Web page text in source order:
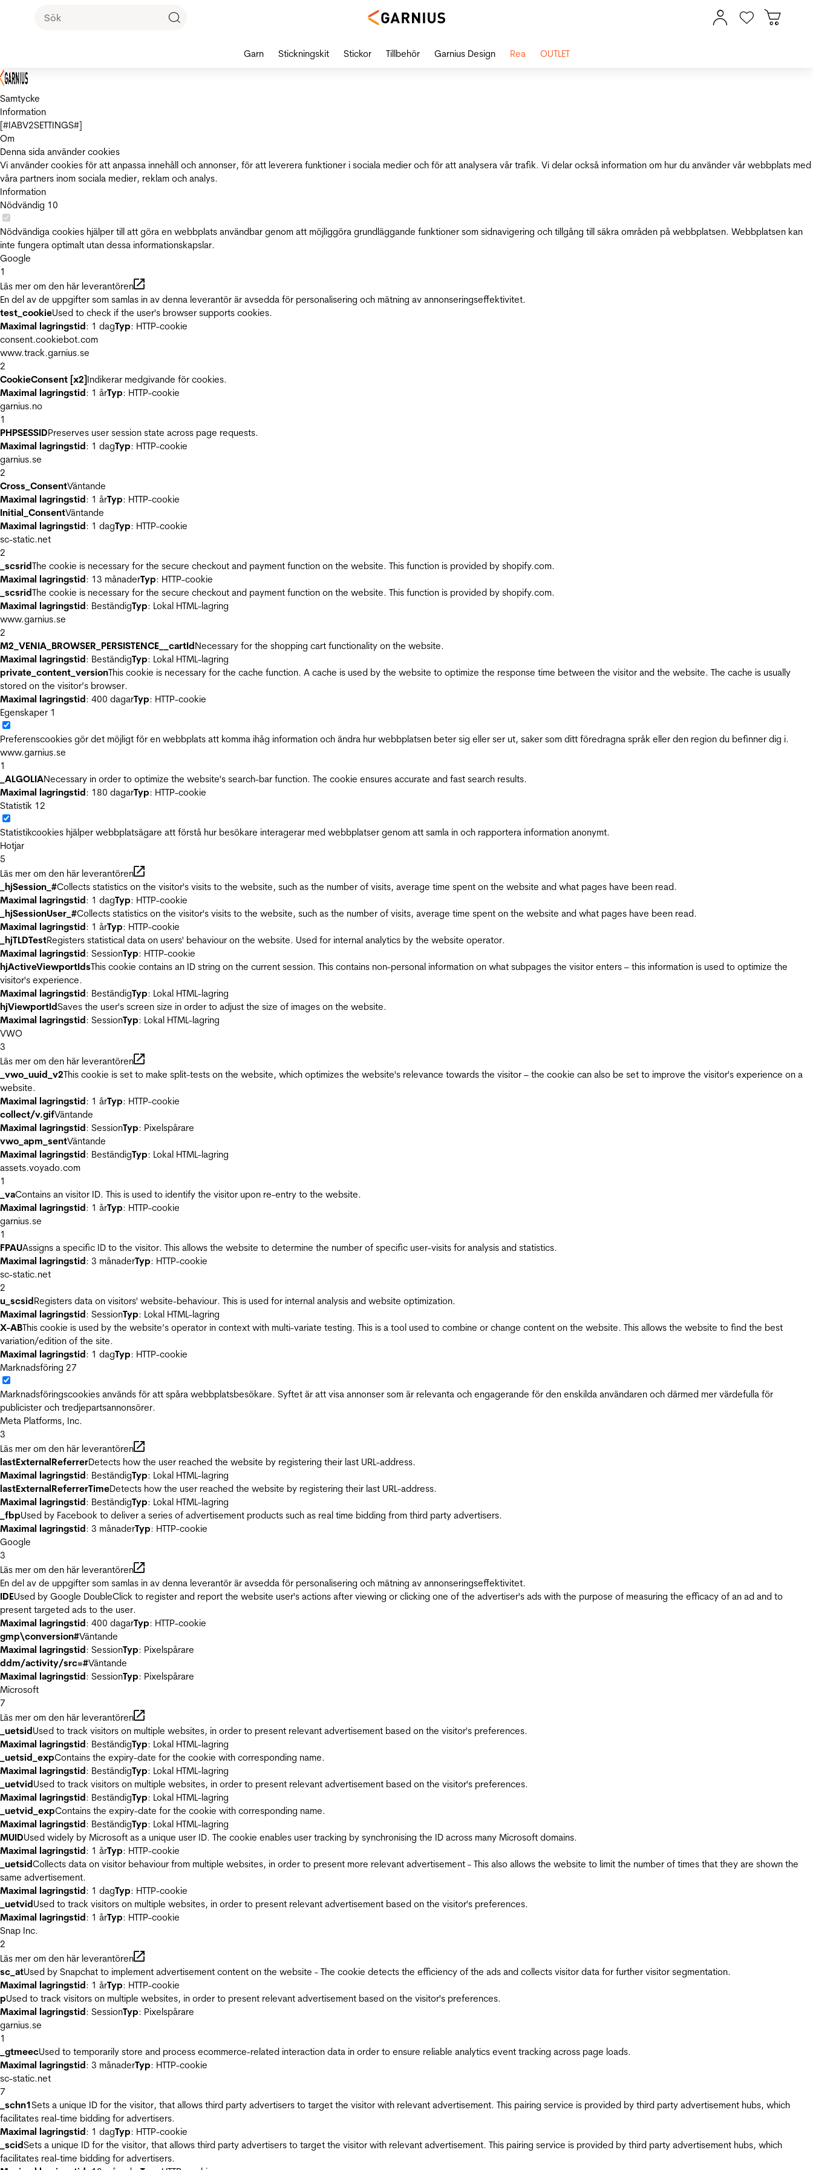
Samtycke
Information
[#IABV2SETTINGS#]
Om
Denna sida använder cookies
Vi använder cookies för att anpassa innehåll och annonser, för att leverera funktioner i sociala medier och för att analysera vår trafik. Vi delar också information om hur du använder vår webbplats med
våra partners inom sociala medier, reklam och analys.
Information
Nödvändig 10
Nödvändiga cookies hjälper till att göra en webbplats användbar genom att möjliggöra grundläggande funktioner som sidnavigering och tillgång till säkra områden på webbplatsen. Webbplatsen kan
inte fungera optimalt utan dessa informationskapslar.
Google
1
Läs mer om den här leverantören
En del av de uppgifter som samlas in av denna leverantör är avsedda för personalisering och mätning av annonseringseffektivitet.
test_cookieUsed to check if the user's browser supports cookies.
Maximal lagringstid: 1 dagTyp: HTTP-cookie
consent.cookiebot.com
www.track.garnius.se
2
CookieConsent [x2]Indikerar medgivande för cookies.
Maximal lagringstid: 1 årTyp: HTTP-cookie
garnius.no
1
PHPSESSIDPreserves user session state across page requests.
Maximal lagringstid: 1 dagTyp: HTTP-cookie
garnius.se
2
Cross_ConsentVäntande
Maximal lagringstid: 1 årTyp: HTTP-cookie
Initial_ConsentVäntande
Maximal lagringstid: 1 dagTyp: HTTP-cookie
sc-static.net
2
_scsridThe cookie is necessary for the secure checkout and payment function on the website. This function is provided by shopify.com.
Maximal lagringstid: 13 månaderTyp: HTTP-cookie
_scsridThe cookie is necessary for the secure checkout and payment function on the website. This function is provided by shopify.com.
Maximal lagringstid: BeständigTyp: Lokal HTML-lagring
www.garnius.se
2
M2_VENIA_BROWSER_PERSISTENCE__cartIdNecessary for the shopping cart functionality on the website.
Maximal lagringstid: BeständigTyp: Lokal HTML-lagring
private_content_versionThis cookie is necessary for the cache function. A cache is used by the website to optimize the response time between the visitor and the website. The cache is usually
stored on the visitor’s browser.
Maximal lagringstid: 400 dagarTyp: HTTP-cookie
Egenskaper 1
Preferenscookies gör det möjligt för en webbplats att komma ihåg information och ändra hur webbplatsen beter sig eller ser ut, saker som ditt föredragna språk eller den region du befinner dig i.
www.garnius.se
1
_ALGOLIANecessary in order to optimize the website's search-bar function. The cookie ensures accurate and fast search results.
Maximal lagringstid: 180 dagarTyp: HTTP-cookie
Statistik 12
Statistikcookies hjälper webbplatsägare att förstå hur besökare interagerar med webbplatser genom att samla in och rapportera information anonymt.
Hotjar
5
Läs mer om den här leverantören
_hjSession_#Collects statistics on the visitor's visits to the website, such as the number of visits, average time spent on the website and what pages have been read.
Maximal lagringstid: 1 dagTyp: HTTP-cookie
_hjSessionUser_#Collects statistics on the visitor's visits to the website, such as the number of visits, average time spent on the website and what pages have been read.
Maximal lagringstid: 1 årTyp: HTTP-cookie
_hjTLDTestRegisters statistical data on users' behaviour on the website. Used for internal analytics by the website operator.
Maximal lagringstid: SessionTyp: HTTP-cookie
hjActiveViewportIdsThis cookie contains an ID string on the current session. This contains non-personal information on what subpages the visitor enters – this information is used to optimize the
visitor's experience.
Maximal lagringstid: BeständigTyp: Lokal HTML-lagring
hjViewportIdSaves the user's screen size in order to adjust the size of images on the website.
Maximal lagringstid: SessionTyp: Lokal HTML-lagring
VWO
3
Läs mer om den här leverantören
_vwo_uuid_v2This cookie is set to make split-tests on the website, which optimizes the website's relevance towards the visitor – the cookie can also be set to improve the visitor's experience on a
website.
Maximal lagringstid: 1 årTyp: HTTP-cookie
collect/v.gifVäntande
Maximal lagringstid: SessionTyp: Pixelspårare
vwo_apm_sentVäntande
Maximal lagringstid: BeständigTyp: Lokal HTML-lagring
assets.voyado.com
1
_vaContains an visitor ID. This is used to identify the visitor upon re-entry to the website.
Maximal lagringstid: 1 årTyp: HTTP-cookie
garnius.se
1
FPAUAssigns a specific ID to the visitor. This allows the website to determine the number of specific user-visits for analysis and statistics.
Maximal lagringstid: 3 månaderTyp: HTTP-cookie
sc-static.net
2
u_scsidRegisters data on visitors' website-behaviour. This is used for internal analysis and website optimization.
Maximal lagringstid: SessionTyp: Lokal HTML-lagring
X-ABThis cookie is used by the website’s operator in context with multi-variate testing. This is a tool used to combine or change content on the website. This allows the website to find the best
variation/edition of the site.
Maximal lagringstid: 1 dagTyp: HTTP-cookie
Marknadsföring 27
Marknadsföringscookies används för att spåra webbplatsbesökare. Syftet är att visa annonser som är relevanta och engagerande för den enskilda användaren och därmed mer värdefulla för
publicister och tredjepartsannonsörer.
Meta Platforms, Inc.
3
Läs mer om den här leverantören
lastExternalReferrerDetects how the user reached the website by registering their last URL-address.
Maximal lagringstid: BeständigTyp: Lokal HTML-lagring
lastExternalReferrerTimeDetects how the user reached the website by registering their last URL-address.
Maximal lagringstid: BeständigTyp: Lokal HTML-lagring
_fbpUsed by Facebook to deliver a series of advertisement products such as real time bidding from third party advertisers.
Maximal lagringstid: 3 månaderTyp: HTTP-cookie
Google
3
Läs mer om den här leverantören
En del av de uppgifter som samlas in av denna leverantör är avsedda för personalisering och mätning av annonseringseffektivitet.
IDEUsed by Google DoubleClick to register and report the website user's actions after viewing or clicking one of the advertiser's ads with the purpose of measuring the efficacy of an ad and to
present targeted ads to the user.
Maximal lagringstid: 400 dagarTyp: HTTP-cookie
gmp\conversion#Väntande
Maximal lagringstid: SessionTyp: Pixelspårare
ddm/activity/src=#Väntande
Maximal lagringstid: SessionTyp: Pixelspårare
Microsoft
7
Läs mer om den här leverantören
_uetsidUsed to track visitors on multiple websites, in order to present relevant advertisement based on the visitor's preferences.
Maximal lagringstid: BeständigTyp: Lokal HTML-lagring
_uetsid_expContains the expiry-date for the cookie with corresponding name.
Maximal lagringstid: BeständigTyp: Lokal HTML-lagring
_uetvidUsed to track visitors on multiple websites, in order to present relevant advertisement based on the visitor's preferences.
Maximal lagringstid: BeständigTyp: Lokal HTML-lagring
_uetvid_expContains the expiry-date for the cookie with corresponding name.
Maximal lagringstid: BeständigTyp: Lokal HTML-lagring
MUIDUsed widely by Microsoft as a unique user ID. The cookie enables user tracking by synchronising the ID across many Microsoft domains.
Maximal lagringstid: 1 årTyp: HTTP-cookie
_uetsidCollects data on visitor behaviour from multiple websites, in order to present more relevant advertisement - This also allows the website to limit the number of times that they are shown the
same advertisement.
Maximal lagringstid: 1 dagTyp: HTTP-cookie
_uetvidUsed to track visitors on multiple websites, in order to present relevant advertisement based on the visitor's preferences.
Maximal lagringstid: 1 årTyp: HTTP-cookie
Snap Inc.
2
Läs mer om den här leverantören
sc_atUsed by Snapchat to implement advertisement content on the website - The cookie detects the efficiency of the ads and collects visitor data for further visitor segmentation.
Maximal lagringstid: 1 årTyp: HTTP-cookie
pUsed to track visitors on multiple websites, in order to present relevant advertisement based on the visitor's preferences.
Maximal lagringstid: SessionTyp: Pixelspårare
garnius.se
1
_gtmeecUsed to temporarily store and process ecommerce-related interaction data in order to ensure reliable analytics event tracking across page loads.
Maximal lagringstid: 3 månaderTyp: HTTP-cookie
sc-static.net
7
_schn1Sets a unique ID for the visitor, that allows third party advertisers to target the visitor with relevant advertisement. This pairing service is provided by third party advertisement hubs, which
facilitates real-time bidding for advertisers.
Maximal lagringstid: 1 dagTyp: HTTP-cookie
_scidSets a unique ID for the visitor, that allows third party advertisers to target the visitor with relevant advertisement. This pairing service is provided by third party advertisement hubs, which
facilitates real-time bidding for advertisers.
Garn Stickningskit Stickor Tillbehör Garnius Design Rea OUTLET